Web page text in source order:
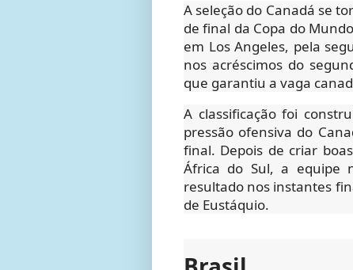
A seleção do Canadá se
de final da Copa do
em Los Angeles, pela
nos acréscimos do
que garantiu a vaga
A classificação foi
pressão ofensiva do
final. Depois de criar
África do Sul, a equipe
resultado nos instantes
de Eustáquio.